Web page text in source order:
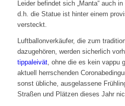
Leider befindet sich „Manta“ auch
d.h. die Statue ist hinter einem
versteckt.
Luftballonverkäufer, die zum
dazugehören, werden sicherlich
tippaleivät, ohne die es kein vappu
aktuell herrschenden
sonst übliche, ausgelassene
Straßen und Plätzen dieses Jahr